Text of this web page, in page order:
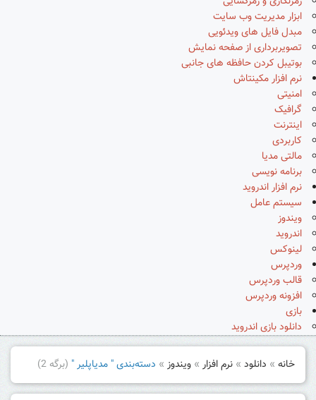
ابزار مدیریت وب سایت
مبدل فایل های ویدئویی
تصویربرداری از صفحه نمایش
بوتیبل کردن حافظه های جانبی
نرم افزار مکینتاش
امنیتی
گرافیک
اینترنت
کاربردی
مالتی مدیا
برنامه نویسی
نرم افزار اندروید
سیستم عامل
ویندوز
اندروید
لینوکس
وردپرس
قالب وردپرس
افزونه وردپرس
بازی
دانلود بازی اندروید
خانه » دانلود » نرم افزار » ویندوز » دسته‌بندی " مدیاپلیر " (برگه 2)